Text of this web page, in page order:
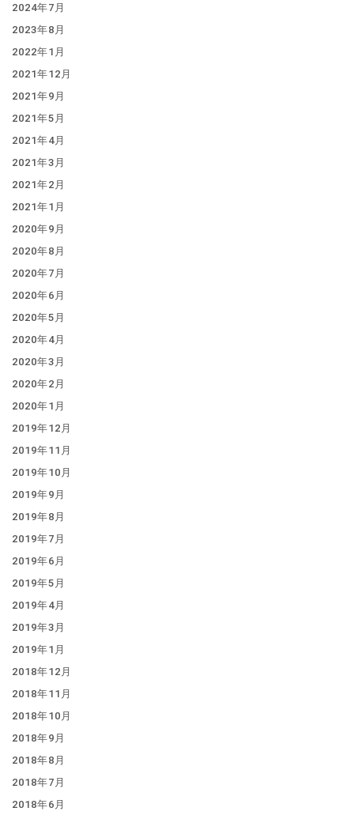
2024年7月
2023年8月
2022年1月
2021年12月
2021年9月
2021年5月
2021年4月
2021年3月
2021年2月
2021年1月
2020年9月
2020年8月
2020年7月
2020年6月
2020年5月
2020年4月
2020年3月
2020年2月
2020年1月
2019年12月
2019年11月
2019年10月
2019年9月
2019年8月
2019年7月
2019年6月
2019年5月
2019年4月
2019年3月
2019年1月
2018年12月
2018年11月
2018年10月
2018年9月
2018年8月
2018年7月
2018年6月